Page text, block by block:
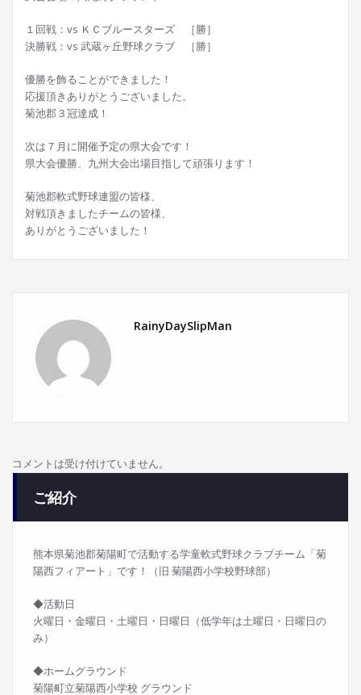
１回戦：vs ＫＣブルースターズ ［勝］
決勝戦：vs 武蔵ヶ丘野球クラブ ［勝］
優勝を飾ることができました！
応援頂きありがとうございました。
菊池郡３冠達成！
次は７月に開催予定の県大会です！
県大会優勝、九州大会出場目指して頑張ります！
菊池郡軟式野球連盟の皆様、
対戦頂きましたチームの皆様、
ありがとうございました！
RainyDaySlipMan
コメントは受け付けていません。
ご紹介
熊本県菊池郡菊陽町で活動する学童軟式野球クラブチーム「菊
陽西フィアート」です！（旧 菊陽西小学校野球部）
◆活動日
火曜日・金曜日・土曜日・日曜日（低学年は土曜日・日曜日の
み）
◆ホームグラウンド
菊陽町立菊陽西小学校 グラウンド